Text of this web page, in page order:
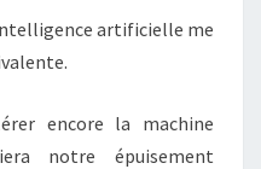
artificielle me
encore la machine
notre épuisement